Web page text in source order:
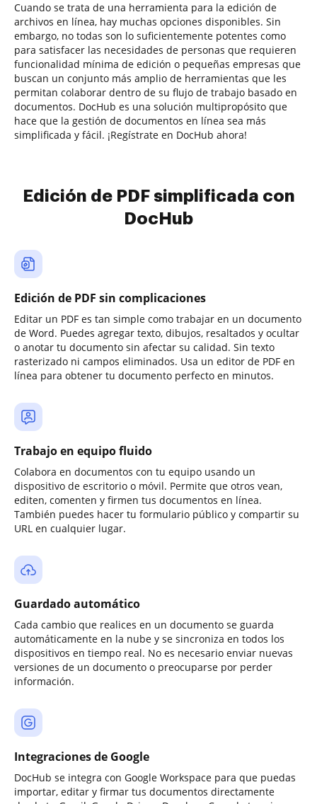
Cuando se trata de una herramienta para la edición de
archivos en línea, hay muchas opciones disponibles. Sin
embargo, no todas son lo suficientemente potentes como
para satisfacer las necesidades de personas que requieren
funcionalidad mínima de edición o pequeñas empresas que
buscan un conjunto más amplio de herramientas que les
permitan colaborar dentro de su flujo de trabajo basado en
documentos. DocHub es una solución multipropósito que
hace que la gestión de documentos en línea sea más
simplificada y fácil. ¡Regístrate en DocHub ahora!
Edición de PDF simplificada con
DocHub
Edición de PDF sin complicaciones
Editar un PDF es tan simple como trabajar en un documento
de Word. Puedes agregar texto, dibujos, resaltados y ocultar
o anotar tu documento sin afectar su calidad. Sin texto
rasterizado ni campos eliminados. Usa un editor de PDF en
línea para obtener tu documento perfecto en minutos.
Trabajo en equipo fluido
Colabora en documentos con tu equipo usando un
dispositivo de escritorio o móvil. Permite que otros vean,
editen, comenten y firmen tus documentos en línea.
También puedes hacer tu formulario público y compartir su
URL en cualquier lugar.
Guardado automático
Cada cambio que realices en un documento se guarda
automáticamente en la nube y se sincroniza en todos los
dispositivos en tiempo real. No es necesario enviar nuevas
versiones de un documento o preocuparse por perder
información.
Integraciones de Google
DocHub se integra con Google Workspace para que puedas
importar, editar y firmar tus documentos directamente